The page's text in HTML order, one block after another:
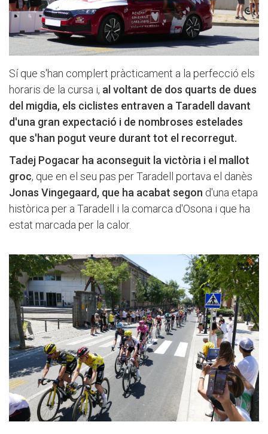
Sí que s'han complert pràcticament a la perfecció els
horaris de la cursa i, al voltant de dos quarts de dues
del migdia, els ciclistes entraven a Taradell davant
d'una gran expectació i de nombroses estelades
que s'han pogut veure durant tot el recorregut.
Tadej Pogacar ha aconseguit la victòria i el mallot
groc, que en el seu pas per Taradell portava el danès
Jonas Vingegaard, que ha acabat segon d'una etapa
històrica per a Taradell i la comarca d'Osona i que ha
estat marcada per la calor.